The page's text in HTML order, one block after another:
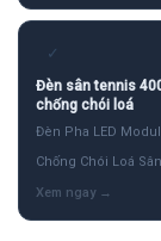
✓
Đèn sân tennis
chống chói loá
Đèn Pha LED
Chống Chói Loá